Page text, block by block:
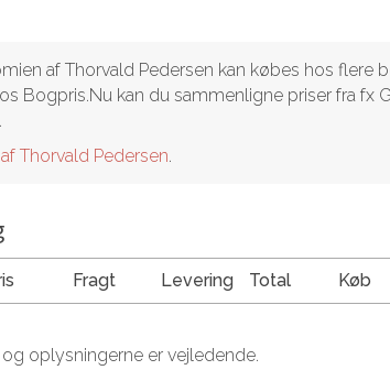
af Thorvald Pedersen kan købes hos flere
Bogpris.Nu kan du sammenligne priser fra fx
Thorvald Pedersen.
Fragt Levering Total Køb
oplysningerne er vejledende.